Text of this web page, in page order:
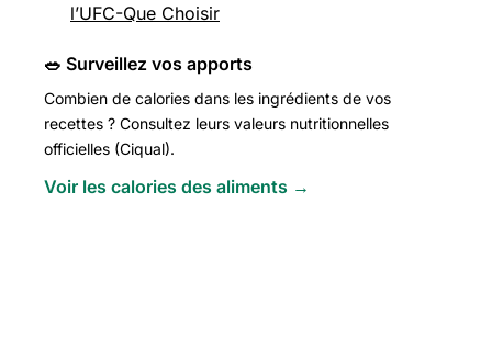
l’UFC-Que Choisir
🥗 Surveillez vos apports
Combien de calories dans les ingrédients de vos
recettes ? Consultez leurs valeurs nutritionnelles
officielles (Ciqual).
Voir les calories des aliments →